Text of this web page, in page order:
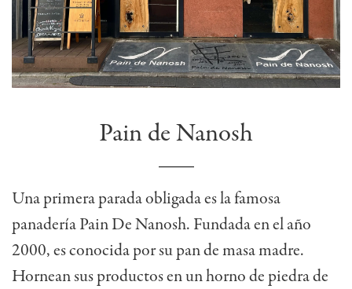
Pain de Nanosh
Una primera parada obligada es la famosa
panadería Pain De Nanosh. Fundada en el año
2000, es conocida por su pan de masa madre.
Hornean sus productos en un horno de piedra de